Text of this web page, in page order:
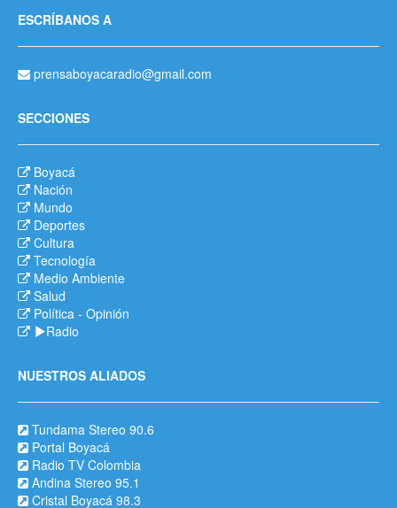
ESCRÍBANOS A
prensaboyacaradio@gmail.com
SECCIONES
Boyacá
Nación
Mundo
Deportes
Cultura
Tecnología
Medio Ambiente
Salud
Política - Opinión
Radio
NUESTROS ALIADOS
Tundama Stereo 90.6
Portal Boyacá
Radio TV Colombia
Andina Stereo 95.1
Cristal Boyacá 98.3